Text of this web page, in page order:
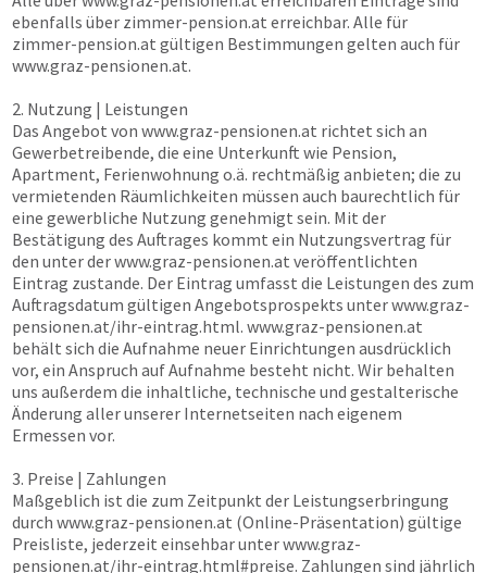
ebenfalls über zimmer-pension.at erreichbar. Alle für
zimmer-pension.at gültigen Bestimmungen gelten auch für
www.graz-pensionen.at.
2. Nutzung | Leistungen
Das Angebot von www.graz-pensionen.at richtet sich an
Gewerbetreibende, die eine Unterkunft wie Pension,
Apartment, Ferienwohnung o.ä. rechtmäßig anbieten; die zu
vermietenden Räumlichkeiten müssen auch baurechtlich für
eine gewerbliche Nutzung genehmigt sein. Mit der
Bestätigung des Auftrages kommt ein Nutzungsvertrag für
den unter derwww.graz-pensionen.at veröffentlichten
Eintrag zustande. Der Eintrag umfasst die Leistungen des zum
Auftragsdatum gültigen Angebotsprospekts unterwww.graz-
pensionen.at/ihr-eintrag.html. www.graz-pensionen.at
behält sich die Aufnahme neuer Einrichtungen ausdrücklich
vor, ein Anspruch auf Aufnahme besteht nicht. Wir behalten
uns außerdem die inhaltliche, technische und gestalterische
Änderung aller unserer Internetseiten nach eigenem
Ermessen vor.
3. Preise | Zahlungen
Maßgeblich ist die zum Zeitpunkt der Leistungserbringung
durch www.graz-pensionen.at (Online-Präsentation) gültige
Preisliste, jederzeit einsehbar unterwww.graz-
pensionen.at/ihr-eintrag.html#preise. Zahlungen sind jährlich